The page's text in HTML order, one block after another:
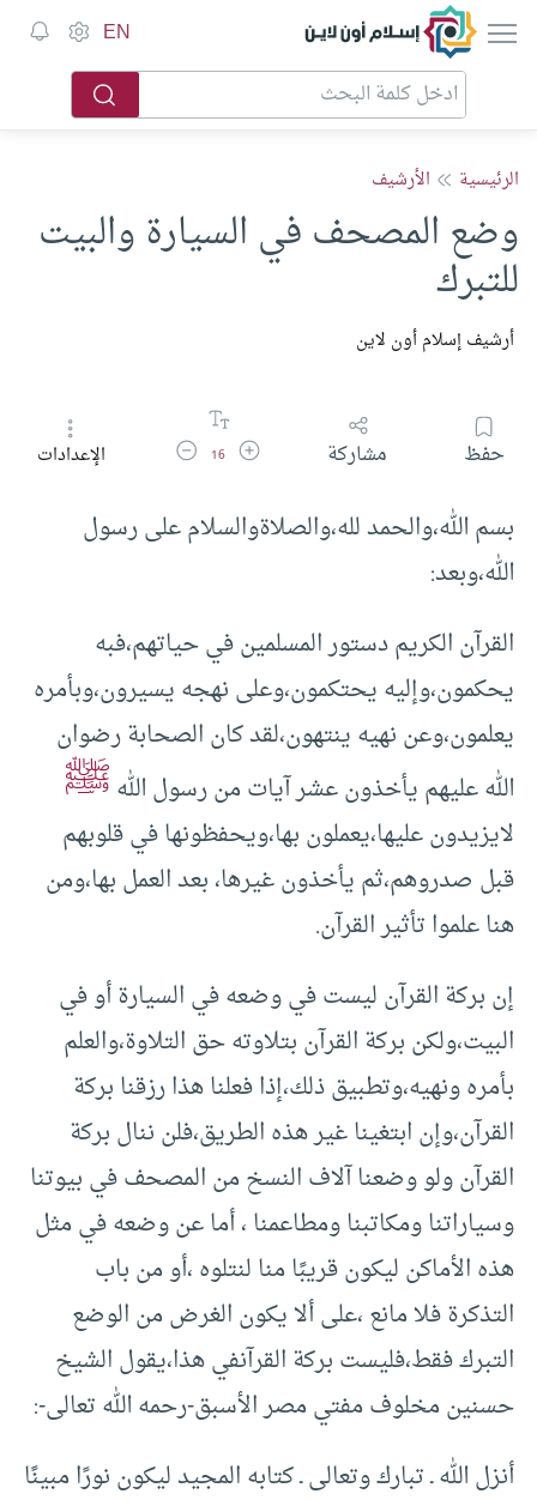
إسلام أون لاين EN
الرئيسية الأرشيف
وضع المصحف في السيارة والبيت
للتبرك
أرشيف إسلام أون لاين
حفظ مشاركة زيادة حجم الخط
16 تقليل حجم الخطالإعدادات
بسم الله،والحمد لله،والصلاةوالسلام على رسول
الله،وبعد:
القرآن الكريم دستور المسلمين في حياتهم،فبه
يحكمون،وإليه يحتكمون،وعلى نهجه يسيرون،وبأمره
يعلمون،وعن نهيه ينتهون،لقد كان الصحابة رضوان
الله عليهم يأخذون عشر آيات من رسول اللهﷺ
لايزيدون عليها،يعملون بها،ويحفظونها في قلوبهم
قبل صدروهم،ثم يأخذون غيرها، بعد العمل بها،ومن
هنا علموا تأثير القرآن.
إن بركة القرآن ليست في وضعه في السيارة أو في
البيت،ولكن بركة القرآن بتلاوته حق التلاوة،والعلم
بأمره ونهيه،وتطبيق ذلك،إذا فعلنا هذا رزقنا بركة
القرآن،وإن ابتغينا غير هذه الطريق،فلن ننال بركة
القرآن ولو وضعنا آلاف النسخ من المصحف في بيوتنا
وسياراتنا ومكاتبنا ومطاعمنا ، أما عن وضعه في مثل
هذه الأماكن ليكون قريبًا منا لنتلوه ،أو من باب
التذكرة فلا مانع ،على ألا يكون الغرض من الوضع
التبرك فقط،فليست بركة القرآنفي هذا،يقول الشيخ
حسنين مخلوف مفتي مصر الأسبق-رحمه الله تعالى-:
أنزل الله ـ تبارك وتعالى ـ كتابه المجيد ليكون نورًا مبينًا